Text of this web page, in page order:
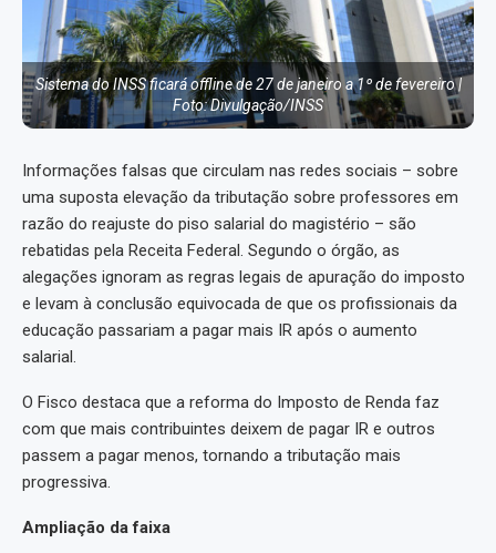
Sistema do INSS ficará offline de 27 de janeiro a 1º de fevereiro |
Foto: Divulgação/INSS
Informações falsas que circulam nas redes sociais – sobre
uma suposta elevação da tributação sobre professores em
razão do reajuste do piso salarial do magistério – são
rebatidas pela Receita Federal. Segundo o órgão, as
alegações ignoram as regras legais de apuração do imposto
e levam à conclusão equivocada de que os profissionais da
educação passariam a pagar mais IR após o aumento
salarial.
O Fisco destaca que a reforma do Imposto de Renda faz
com que mais contribuintes deixem de pagar IR e outros
passem a pagar menos, tornando a tributação mais
progressiva.
Ampliação da faixa